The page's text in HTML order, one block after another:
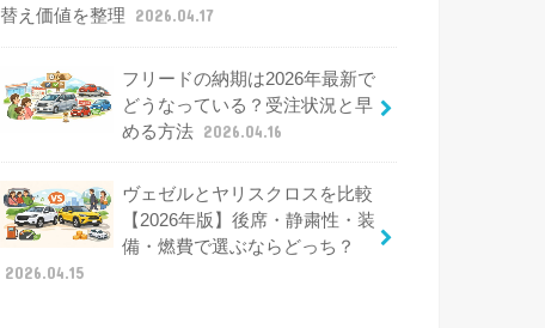
替え価値を整理
2026.04.17
フリードの納期は2026年最新で
どうなっている？受注状況と早
める方法 2026.04.16
ヴェゼルとヤリスクロスを比較
【2026年版】後席・静粛性・装
備・燃費で選ぶならどっち？
2026.04.15